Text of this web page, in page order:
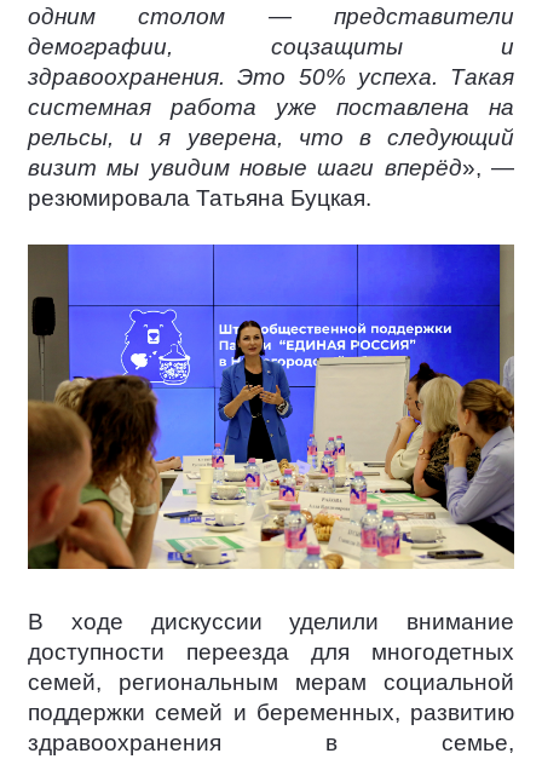
одним столом — представители
демографии, соцзащиты и
здравоохранения. Это 50% успеха. Такая
системная работа уже поставлена на
рельсы, и я уверена, что в следующий
визит мы увидим новые шаги вперёд», —
резюмировала Татьяна Буцкая.
В ходе дискуссии уделили внимание
доступности переезда для многодетных
семей, региональным мерам социальной
поддержки семей и беременных, развитию
здравоохранения в семье,